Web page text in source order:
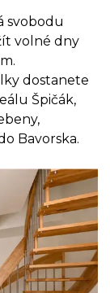
svobodu
volné dny
dostanete
Špičák,
Bavorska.